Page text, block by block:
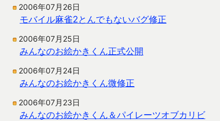
2006年07月26日
モバイル麻雀2とんでもないバグ修正
2006年07月25日
みんなのお絵かきくん正式公開
2006年07月24日
みんなのお絵かきくん微修正
2006年07月23日
みんなのお絵かきくん＆パイレーツオブカリビ